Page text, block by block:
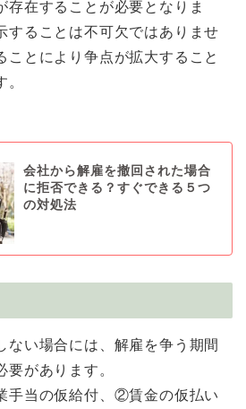
存在することが必要となりま
することは不可欠ではありませ
ことにより争点が拡大すること
会社から解雇を撤回された場合
に拒否できる？すぐできる５つ
の対処法
ない場合には、解雇を争う期間
があります。
手当の仮給付、②賃金の仮払い